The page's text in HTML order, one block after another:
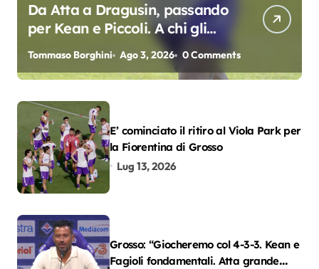
Da Atta a Dragusin, passando
per Kean e Piccoli. A chi gli
oscar del precampionato?
Tommaso Borghini Ago 3, 2026 0 Comments
E’ cominciato il ritiro al Viola Park per
la Fiorentina di Grosso
Lug 13, 2026
Grosso: “Giocheremo col 4-3-3. Kean e
Fagioli fondamentali. Atta grande